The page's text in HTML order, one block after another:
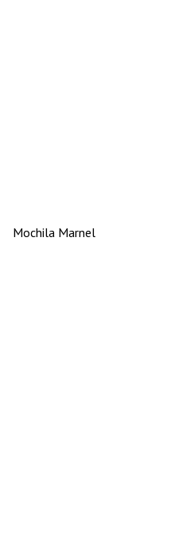
Mochila Marnel